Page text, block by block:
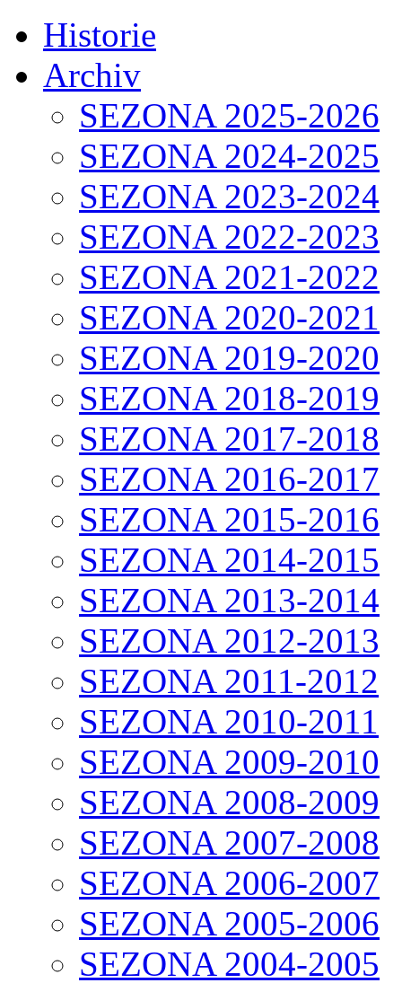
Historie
Archiv
SEZONA 2025-2026
SEZONA 2024-2025
SEZONA 2023-2024
SEZONA 2022-2023
SEZONA 2021-2022
SEZONA 2020-2021
SEZONA 2019-2020
SEZONA 2018-2019
SEZONA 2017-2018
SEZONA 2016-2017
SEZONA 2015-2016
SEZONA 2014-2015
SEZONA 2013-2014
SEZONA 2012-2013
SEZONA 2011-2012
SEZONA 2010-2011
SEZONA 2009-2010
SEZONA 2008-2009
SEZONA 2007-2008
SEZONA 2006-2007
SEZONA 2005-2006
SEZONA 2004-2005